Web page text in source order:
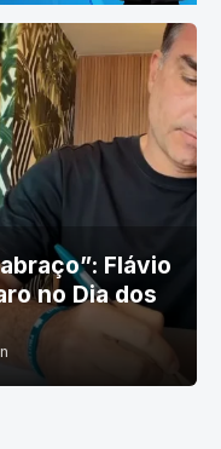
Flávio
no Dia dos